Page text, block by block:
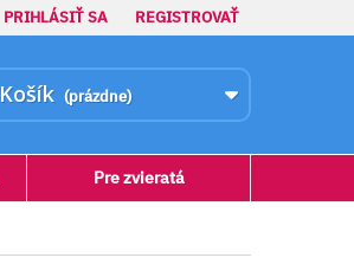
PRIHLÁSIŤ SA REGISTROVAŤ
Košík (prázdne)
Pre zvieratá